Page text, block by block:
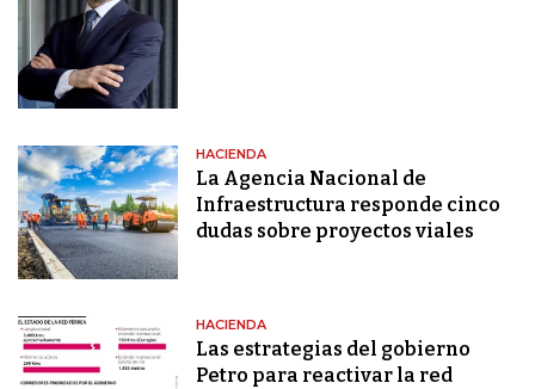
HACIENDA
La Agencia Nacional de
Infraestructura responde cinco
dudas sobre proyectos viales
HACIENDA
Las estrategias del gobierno
Petro para reactivar la red